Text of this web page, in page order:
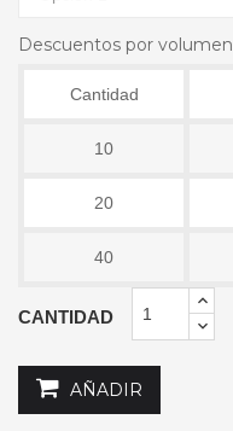
Descuentos por volumen
Cantidad
10
20
40
CANTIDAD
AÑADIR